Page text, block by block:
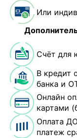
Или
Счёт для
В кредит
банка и
Онлайн
картами
Оплата
платеж